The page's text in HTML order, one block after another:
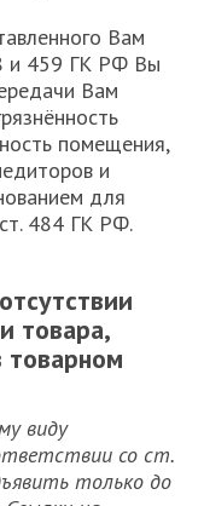
Вам
и 459 ГК РФ Вы
Вам
помещения,
и
для
484 ГК РФ.
товара,
товарном
виду
со ст.
только до